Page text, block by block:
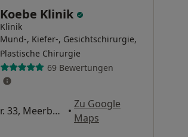
Koebe Klinik
Klinik
Mund-, Kiefer-, Gesichtschirurgie,
Plastische Chirurgie
69 Bewertungen
Niederlöricker Str. 33, Meerbusch •
Zu Google
Maps